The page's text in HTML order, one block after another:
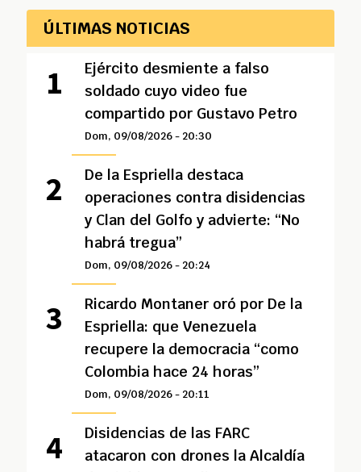
ÚLTIMAS NOTICIAS
Ejército desmiente a falso
soldado cuyo video fue
compartido por Gustavo Petro
Dom, 09/08/2026 - 20:30
De la Espriella destaca
operaciones contra disidencias
y Clan del Golfo y advierte: “No
habrá tregua”
Dom, 09/08/2026 - 20:24
Ricardo Montaner oró por De la
Espriella: que Venezuela
recupere la democracia “como
Colombia hace 24 horas”
Dom, 09/08/2026 - 20:11
Disidencias de las FARC
atacaron con drones la Alcaldía